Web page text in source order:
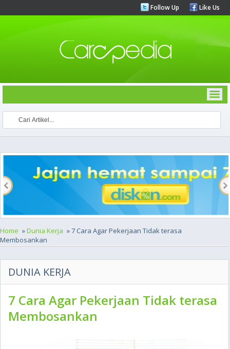
Follow Up Like Us
Home »Dunia Kerja » 7 Cara Agar Pekerjaan Tidak terasa
Membosankan
DUNIA KERJA
7 Cara Agar Pekerjaan Tidak terasa
Membosankan